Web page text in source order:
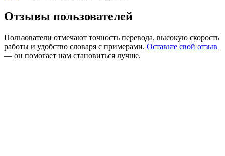
Отзывы пользователей
Пользователи отмечают точность перевода, высокую скорость
работы и удобство словаря с примерами. Оставьте свой отзыв
— он помогает нам становиться лучше.